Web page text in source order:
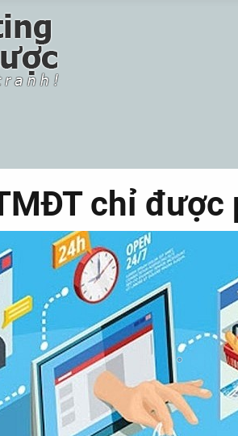
chỉ được